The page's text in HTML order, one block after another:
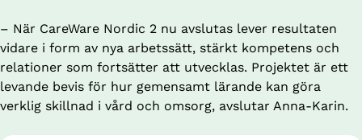
– När CareWare Nordic 2 nu avslutas lever resultaten
vidare i form av nya arbetssätt, stärkt kompetens och
relationer som fortsätter att utvecklas. Projektet är ett
levande bevis för hur gemensamt lärande kan göra
verklig skillnad i vård och omsorg, avslutar Anna-Karin.